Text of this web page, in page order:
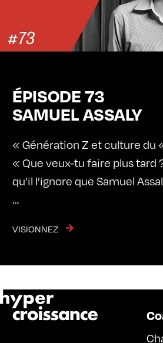
ÉPISODE 73
SAMUEL ASSALY
« Génération Z et culture du
« Que veux-tu faire plus tard
qu’il l’ignore que Samuel
…
VISIONNEZ